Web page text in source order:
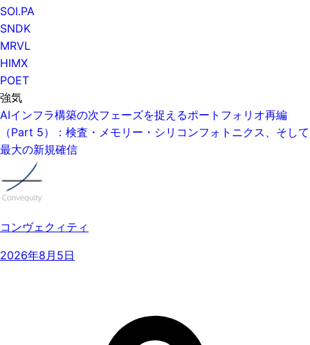
SOI.PA
SNDK
MRVL
HIMX
POET
強気
AIインフラ構築の次フェーズを捉えるポートフォリオ再編
（Part 5）：検査・メモリー・シリコンフォトニクス、そして
最大の新規確信
コンヴェクィティ
2026年8月5日